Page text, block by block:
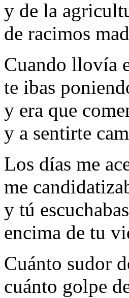
y de la
de racimos
Cuando llovía
te ibas
y era que
y a sentirte
Los días me
me
y tú
encima de tu
Cuánto sudor
cuánto golpe